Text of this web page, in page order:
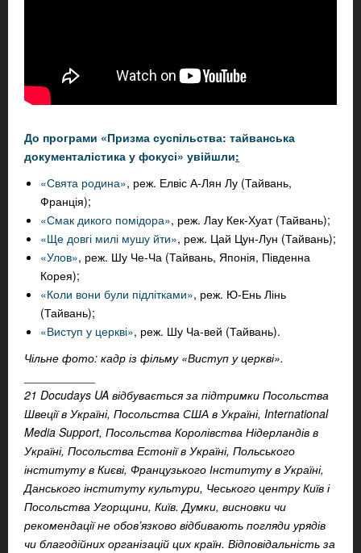
До програми «Призма суспільства: тайванська
документалістика у фокусі» увійшли:
«Свята родина», реж. Елвіс А-Лян Лу (Тайвань,
Франція);
«Смак дикого помідора», реж. Лау Кек-Хуат (Тайвань);
«Ще довгі милі мушу йти», реж. Цай Цун-Лун (Тайвань);
«Улов», реж. Шу Че-Ча (Тайвань, Японія, Південна
Корея);
«Коли вони були підлітками», реж. Ю-Ень Лінь
(Тайвань);
«Виступ у церкві», реж. Шу Ча-вей (Тайвань).
Чільне фото: кадр із фільму «Виступ у церкві».
21 Docudays UA відбувається за підтримки Посольства
Швеції в Україні, Посольства США в Україні, International
Media Support, Посольства Королівства Нідерландів в
Україні, Посольства Естонії в Україні, Польського
інституту в Києві, Французького Інституту в Україні,
Данського інституту культури, Чеського центру Київ і
Посольства Угорщини, Київ. Думки, висновки чи
рекомендації не обов’язково відбивають погляди урядів
чи благодійних організацій цих країн. Відповідальність за